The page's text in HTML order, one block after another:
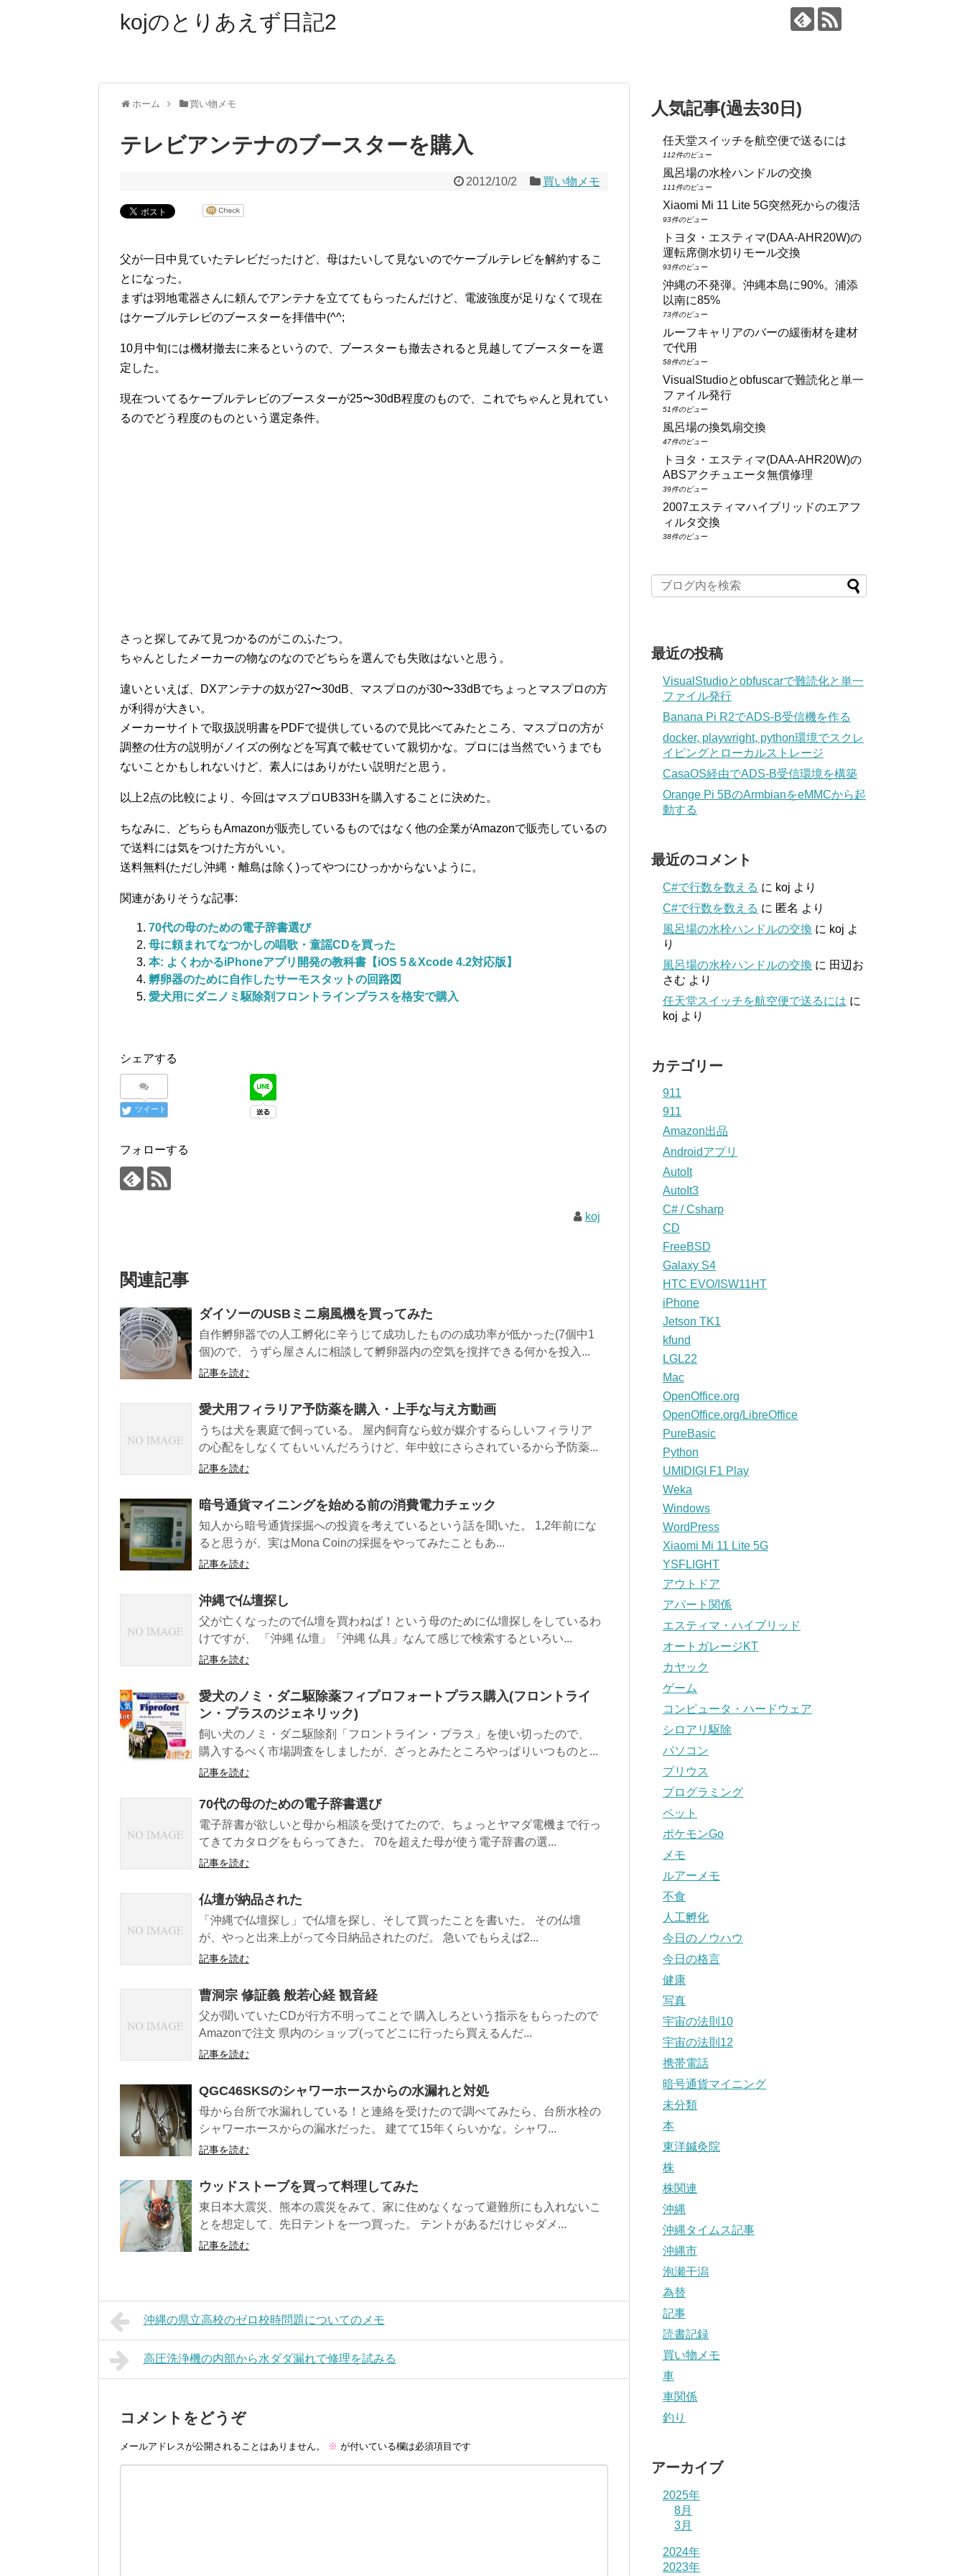
kojのとりあえず日記2
ホーム 買い物メモ
テレビアンテナのブースターを購入
2012/10/2 買い物メモ
父が一日中見ていたテレビだったけど、母はたいして見ないのでケーブルテレビを解約するこ
とになった。
まずは羽地電器さんに頼んでアンテナを立ててもらったんだけど、電波強度が足りなくて現在
はケーブルテレビのブースターを拝借中(^^;
10月中旬には機材撤去に来るというので、ブースターも撤去されると見越してブースターを選
定した。
現在ついてるケーブルテレビのブースターが25〜30dB程度のもので、これでちゃんと見れてい
るのでどう程度のものという選定条件。
さっと探してみて見つかるのがこのふたつ。
ちゃんとしたメーカーの物なのなのでどちらを選んでも失敗はないと思う。
違いといえば、DXアンテナの奴が27〜30dB、マスプロのが30〜33dBでちょっとマスプロの方
が利得が大きい。
メーカーサイトで取扱説明書をPDFで提供しているので見比べてみたところ、マスプロの方が
調整の仕方の説明がノイズの例などを写真で載せていて親切かな。プロには当然でいうまでも
ないことかもしれないけど、素人にはありがたい説明だと思う。
以上2点の比較により、今回はマスプロUB33Hを購入することに決めた。
ちなみに、どちらもAmazonが販売しているものではなく他の企業がAmazonで販売しているの
で送料には気をつけた方がいい。
送料無料(ただし沖縄・離島は除く)ってやつにひっかからないように。
関連がありそうな記事:
70代の母のための電子辞書選び
母に頼まれてなつかしの唱歌・童謡CDを買った
本: よくわかるiPhoneアプリ開発の教科書【iOS 5＆Xcode 4.2対応版】
孵卵器のために自作したサーモスタットの回路図
愛犬用にダニノミ駆除剤フロントラインプラスを格安で購入
シェアする
ツイート
フォローする
koj
関連記事
ダイソーのUSBミニ扇風機を買ってみた
自作孵卵器での人工孵化に辛うじて成功したものの成功率が低かった(7個中1
個)ので、うずら屋さんに相談して孵卵器内の空気を撹拌できる何かを投入...
記事を読む
愛犬用フィラリア予防薬を購入・上手な与え方動画
うちは犬を裏庭で飼っている。 屋内飼育なら蚊が媒介するらしいフィラリア
の心配をしなくてもいいんだろうけど、年中蚊にさらされているから予防薬...
記事を読む
暗号通貨マイニングを始める前の消費電力チェック
知人から暗号通貨採掘への投資を考えているという話を聞いた。 1,2年前にな
ると思うが、実はMona Coinの採掘をやってみたこともあ...
記事を読む
沖縄で仏壇探し
父が亡くなったので仏壇を買わねば！という母のために仏壇探しをしているわ
けですが、 「沖縄 仏壇」「沖縄 仏具」なんて感じで検索するといろい...
記事を読む
愛犬のノミ・ダニ駆除薬フィプロフォートプラス購入(フロントライ
ン・プラスのジェネリック)
飼い犬のノミ・ダニ駆除剤「フロントライン・プラス」を使い切ったので、
購入するべく市場調査をしましたが、ざっとみたところやっぱりいつものと...
記事を読む
70代の母のための電子辞書選び
電子辞書が欲しいと母から相談を受けてたので、ちょっとヤマダ電機まで行っ
てきてカタログをもらってきた。 70を超えた母が使う電子辞書の選...
記事を読む
仏壇が納品された
「沖縄で仏壇探し」で仏壇を探し、そして買ったことを書いた。 その仏壇
が、やっと出来上がって今日納品されたのだ。 急いでもらえば2...
記事を読む
曹洞宗 修証義 般若心経 観音経
父が聞いていたCDが行方不明ってことで 購入しろという指示をもらったので
Amazonで注文 県内のショップ(ってどこに行ったら買えるんだ...
記事を読む
QGC46SKSのシャワーホースからの水漏れと対処
母から台所で水漏れしている！と連絡を受けたので調べてみたら、台所水栓の
シャワーホースからの漏水だった。 建てて15年くらいかな。シャワ...
記事を読む
ウッドストーブを買って料理してみた
東日本大震災、熊本の震災をみて、家に住めなくなって避難所にも入れないこ
とを想定して、先日テントを一つ買った。 テントがあるだけじゃダメ...
記事を読む
沖縄の県立高校のゼロ校時問題についてのメモ
高圧洗浄機の内部から水ダダ漏れで修理を試みる
コメントをどうぞ
メールアドレスが公開されることはありません。 ※ が付いている欄は必須項目です
人気記事(過去30日)
任天堂スイッチを航空便で送るには
112件のビュー
風呂場の水栓ハンドルの交換
111件のビュー
Xiaomi Mi 11 Lite 5G突然死からの復活
93件のビュー
トヨタ・エスティマ(DAA‑AHR20W)の
運転席側水切りモール交換
93件のビュー
沖縄の不発弾。沖縄本島に90%。浦添
以南に85%
73件のビュー
ルーフキャリアのバーの緩衝材を建材
で代用
58件のビュー
VisualStudioとobfuscarで難読化と単一
ファイル発行
51件のビュー
風呂場の換気扇交換
47件のビュー
トヨタ・エスティマ(DAA‑AHR20W)の
ABSアクチュエータ無償修理
39件のビュー
2007エスティマハイブリッドのエアフ
ィルタ交換
38件のビュー
最近の投稿
VisualStudioとobfuscarで難読化と単一
ファイル発行
Banana Pi R2でADS-B受信機を作る
docker, playwright, python環境でスクレ
イピングとローカルストレージ
CasaOS経由でADS-B受信環境を構築
Orange Pi 5BのArmbianをeMMCから起
動する
最近のコメント
C#で行数を数える に koj より
C#で行数を数える に 匿名 より
風呂場の水栓ハンドルの交換 に koj よ
り
風呂場の水栓ハンドルの交換 に 田辺お
さむ より
任天堂スイッチを航空便で送るには に
koj より
カテゴリー
911
911
Amazon出品
Androidアプリ
AutoIt
AutoIt3
C# / Csharp
CD
FreeBSD
Galaxy S4
HTC EVO/ISW11HT
iPhone
Jetson TK1
kfund
LGL22
Mac
OpenOffice.org
OpenOffice.org/LibreOffice
PureBasic
Python
UMIDIGI F1 Play
Weka
Windows
WordPress
Xiaomi Mi 11 Lite 5G
YSFLIGHT
アウトドア
アパート関係
エスティマ・ハイブリッド
オートガレージKT
カヤック
ゲーム
コンピュータ・ハードウェア
シロアリ駆除
パソコン
プリウス
プログラミング
ペット
ポケモンGo
メモ
ルアーメモ
不食
人工孵化
今日のノウハウ
今日の格言
健康
写真
宇宙の法則10
宇宙の法則12
携帯電話
暗号通貨マイニング
未分類
本
東洋鍼灸院
株
株関連
沖縄
沖縄タイムス記事
沖縄市
泡瀬干潟
為替
記事
読書記録
買い物メモ
車
車関係
釣り
アーカイブ
2025年
8月
3月
2024年
2023年